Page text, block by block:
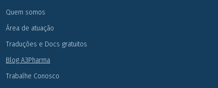
Quem somos
Área de atuação
Traduções e Docs gratuitos
Blog A3Pharma
Trabalhe Conosco